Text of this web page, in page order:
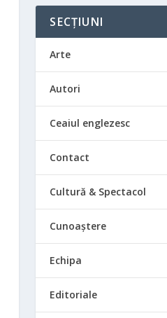
SECȚIUNI
Arte
Autori
Ceaiul englezesc
Contact
Cultură & Spectacol
Cunoaștere
Echipa
Editoriale